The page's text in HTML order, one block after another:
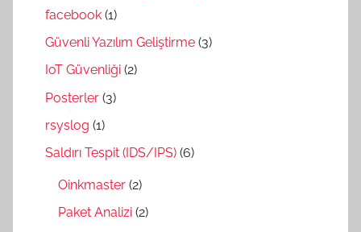
facebook (1)
Güvenli Yazılım Geliştirme (3)
IoT Güvenliği (2)
Posterler (3)
rsyslog (1)
Saldırı Tespit (IDS/IPS) (6)
Oinkmaster (2)
Paket Analizi (2)